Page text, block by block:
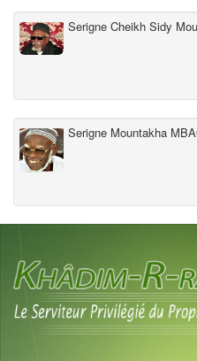
Serigne Cheikh Sidy
Serigne Mountakha